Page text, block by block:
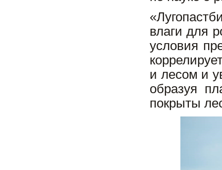
влаги для
условия
и лесом и
образуя
покрыты